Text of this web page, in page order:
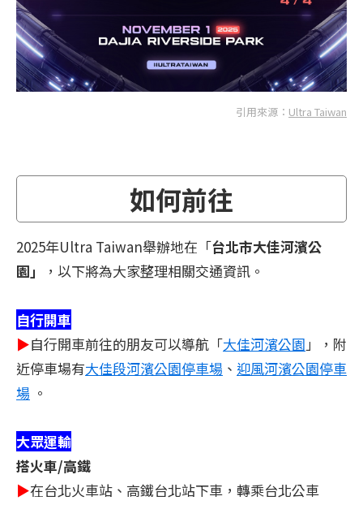
引用來源： Ultra Taiwan
如何前往
2025年Ultra Taiwan舉辦地在「台北市大佳河濱公
園」
，以下將為大家整理相關交通資訊。
自行開車
▶自行開車前往的朋友可以導航「大佳河濱公園」，附
近停車場有大佳段河濱公園停車場 、 迎風河濱公園停車
場 。
大眾運輸
搭火車/高鐵
▶在台北火車站、高鐵台北站下車，轉乘台北公車